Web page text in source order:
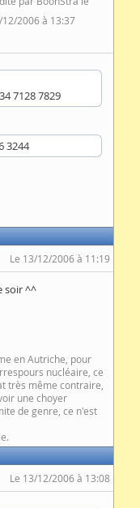
12/2006 à 13:37
7128 7829
3244
Le 13/12/2006 à 11:19
soir ^^
en Autriche, pour
nucléaire, ce
très même contraire,
une choyer
de genre, ce n'est
Le 13/12/2006 à 13:08